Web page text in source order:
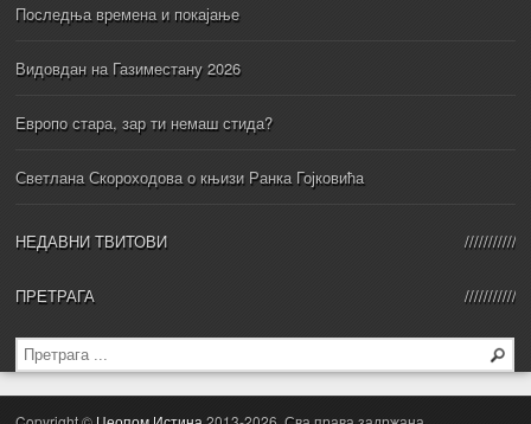
Последња времена и покајање
Видовдан на Газиместану 2026
Европо стара, зар ти немаш стида?
Светлана Скороходова о књизи Ранка Гојковића
НЕДАВНИ ТВИТОВИ
ПРЕТРАГА